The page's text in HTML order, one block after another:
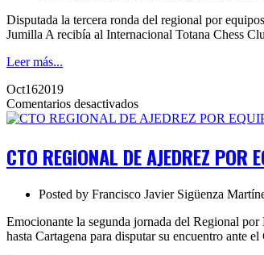
CLUBES
2019.
Disputada la tercera ronda del regional por
Jumilla A recibía al Internacional Totana Chess
Leer más...
Oct162019
Comentarios desactivadosen
CTO
AJEDREZ
EQUIPOS
CLUBES
2019.
CTO REGIONAL DE AJEDREZ
Posted by Francisco Javier Sigüenza
Emocionante la segunda jornada del Regional
hasta Cartagena para disputar su encuentro